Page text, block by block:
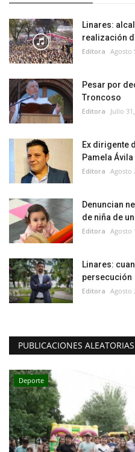
Linares:
realización
Editora Agosto
Pesar por
Troncoso
Editora Julio
Ex dirigente
Pamela
Editora Agosto
Denuncian
de niña de
Editora Agosto
Linares:
persecución
Editora Agosto
PUBLICACIONES ALEATORIAS
Deporte